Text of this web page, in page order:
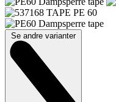
Se andre varianter